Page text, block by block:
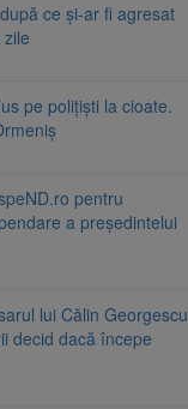
ce și-ar fi agresat
pe polițiști la cioate.
pentru
a președintelui
lui Călin Georgescu
decid dacă începe